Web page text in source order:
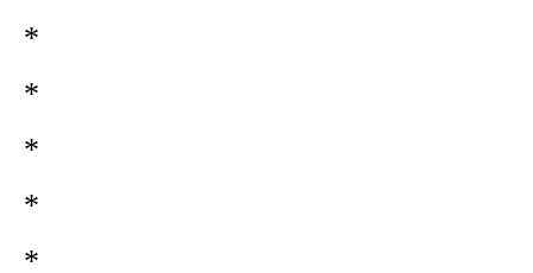
*
*
*
*
*